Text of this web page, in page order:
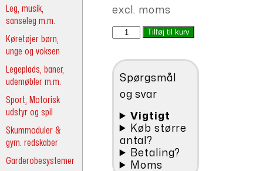
Leg, musik,
sanseleg m.m.
Køretøjer børn,
unge og voksen
Legeplads, baner,
udemøbler m.m.
Sport, Motorisk
udstyr og spil
Skummoduler &
gym. redskaber
Garderobesystemer
kr.248,00.
er:
excl. moms
Dukke
Tilføj til kurv
Spørgsmål
og svar
Vigtigt
Køb større
antal?
Betaling?
Moms